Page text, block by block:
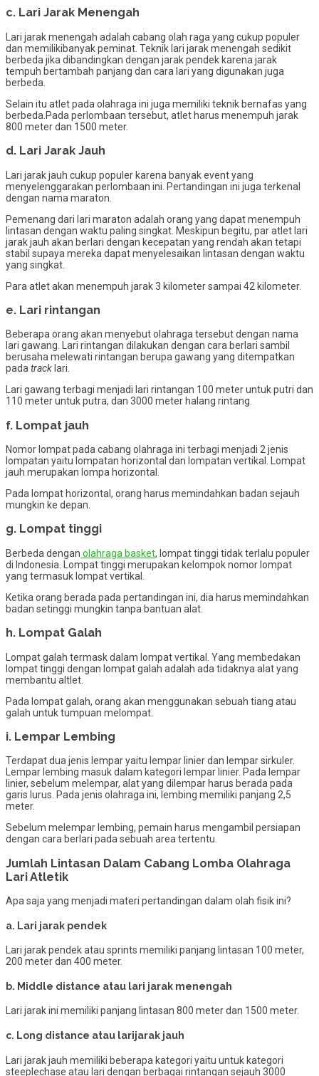
c. Lari Jarak Menengah
Lari jarak menengah adalah cabang olah raga yang cukup populer
dan memilikibanyak peminat. Teknik lari jarak menengah sedikit
berbeda jika dibandingkan dengan jarak pendek karena jarak
tempuh bertambah panjang dan cara lari yang digunakan juga
berbeda.
Selain itu atlet pada olahraga ini juga memiliki teknik bernafas yang
berbeda.Pada perlombaan tersebut, atlet harus menempuh jarak
800 meter dan 1500 meter.
d. Lari Jarak Jauh
Lari jarak jauh cukup populer karena banyak event yang
menyelenggarakan perlombaan ini. Pertandingan ini juga terkenal
dengan nama maraton.
Pemenang dari lari maraton adalah orang yang dapat menempuh
lintasan dengan waktu paling singkat. Meskipun begitu, par atlet lari
jarak jauh akan berlari dengan kecepatan yang rendah akan tetapi
stabil supaya mereka dapat menyelesaikan lintasan dengan waktu
yang singkat.
Para atlet akan menempuh jarak 3 kilometer sampai 42 kilometer.
e. Lari rintangan
Beberapa orang akan menyebut olahraga tersebut dengan nama
lari gawang. Lari rintangan dilakukan dengan cara berlari sambil
berusaha melewati rintangan berupa gawang yang ditempatkan
padatrack lari.
Lari gawang terbagi menjadi lari rintangan 100 meter untuk putri dan
110 meter untuk putra, dan 3000 meter halang rintang.
f. Lompat jauh
Nomor lompat pada cabang olahraga ini terbagi menjadi 2 jenis
lompatan yaitu lompatan horizontal dan lompatan vertikal. Lompat
jauh merupakan lompa horizontal.
Pada lompat horizontal, orang harus memindahkan badan sejauh
mungkin ke depan.
g. Lompat tinggi
Berbeda dengan olahraga basket, lompat tinggi tidak terlalu populer
di Indonesia. Lompat tinggi merupakan kelompok nomor lompat
yang termasuk lompat vertikal.
Ketika orang berada pada pertandingan ini, dia harus memindahkan
badan setinggi mungkin tanpa bantuan alat.
h. Lompat Galah
Lompat galah termask dalam lompat vertikal. Yang membedakan
lompat tinggi dengan lompat galah adalah ada tidaknya alat yang
membantu altlet.
Pada lompat galah, orang akan menggunakan sebuah tiang atau
galah untuk tumpuan melompat.
i. Lempar Lembing
Terdapat dua jenis lempar yaitu lempar linier dan lempar sirkuler.
Lempar lembing masuk dalam kategori lempar linier. Pada lempar
linier, sebelum melempar, alat yang dilempar harus berada pada
garis lurus. Pada jenis olahraga ini, lembing memiliki panjang 2,5
meter.
Sebelum melempar lembing, pemain harus mengambil persiapan
dengan cara berlari pada sebuah area tertentu.
Jumlah Lintasan Dalam Cabang Lomba Olahraga
Lari Atletik
Apa saja yang menjadi materi pertandingan dalam olah fisik ini?
a. Lari jarak pendek
Lari jarak pendek atau sprints memiliki panjang lintasan 100 meter,
200 meter dan 400 meter.
b. Middle distance atau lari jarak menengah
Lari jarak ini memiliki panjang lintasan 800 meter dan 1500 meter.
c. Long distance atau larijarak jauh
Lari jarak jauh memiliki beberapa kategori yaitu untuk kategori
steeplechase atau lari dengan berbagai rintangan sejauh 3000